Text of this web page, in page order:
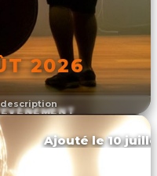
2026
Ajouté le 10